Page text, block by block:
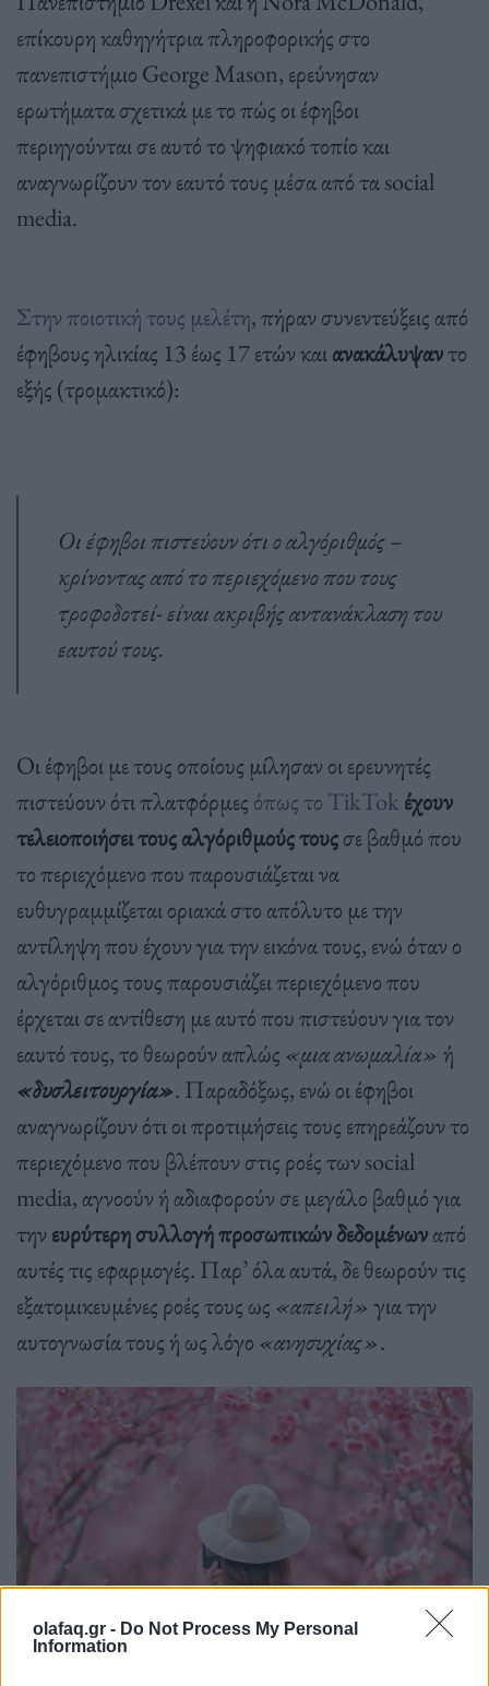
olafaq.gr - Do Not Process My Personal
Information
επίκουρη καθηγήτρια πληροφορικής στο
πανεπιστήμιο George Mason, ερεύνησαν
ερωτήματα σχετικά με το πώς οι έφηβοι
περιηγούνται σε αυτό το ψηφιακό τοπίο και
αναγνωρίζουν τον εαυτό τους μέσα από τα social
media.
Στην ποιοτική τους μελέτη, πήραν συνεντεύξεις από
έφηβους ηλικίας 13 έως 17 ετών καιανακάλυψαντο
εξής (τρομακτικό):
Oι έφηβοι πιστεύουν ότι ο αλγόριθμός –
κρίνοντας από το περιεχόμενο που τους
τροφοδοτεί- είναι ακριβής αντανάκλαση του
εαυτού τους.
Οι έφηβοι με τους οποίους μίλησαν οι ερευνητές
πιστεύουν ότι πλατφόρμες όπως το TikTok έχουν
τελειοποιήσει τους αλγόριθμούς τουςσε βαθμό που
το περιεχόμενο που παρουσιάζεται να
ευθυγραμμίζεται οριακά στο απόλυτο με την
αντίληψη που έχουν για την εικόνα τους, ενώ όταν ο
αλγόριθμος τους παρουσιάζει περιεχόμενο που
έρχεται σε αντίθεση με αυτό που πιστεύουν για τον
εαυτό τους, το θεωρούν απλώς «μια ανωμαλία» ή
«δυσλειτουργία». Παραδόξως, ενώ οι έφηβοι
αναγνωρίζουν ότι οι προτιμήσεις τους επηρεάζουν το
περιεχόμενο που βλέπουν στις ροές των social
media, αγνοούν ή αδιαφορούν σε μεγάλο βαθμό για
την ευρύτερη συλλογή προσωπικών δεδομένωναπό
αυτές τις εφαρμογές. Παρ’ όλα αυτά, δε θεωρούν τις
εξατομικευμένες ροές τους ως «απειλή» για την
αυτογνωσία τους ή ως λόγο «ανησυχίας».